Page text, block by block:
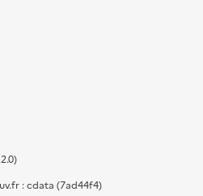
: cdata (7ad44f4)